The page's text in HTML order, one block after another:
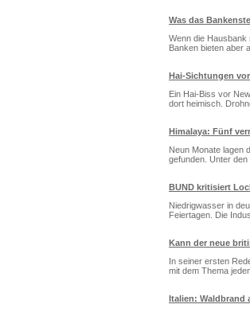
Was das
Wenn die
Banken bieten aber
Hai-Sichtungen
Ein Hai-Biss vor
dort heimisch.
Himalaya: Fünf
Neun Monate lagen
gefunden. Unter
BUND kritisiert
Niedrigwasser in
Feiertagen. Die
Kann der neue
In seiner ersten
mit dem Thema
Italien: Waldbrand